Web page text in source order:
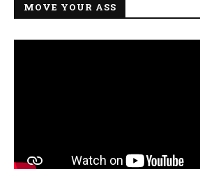
MOVE YOUR ASS